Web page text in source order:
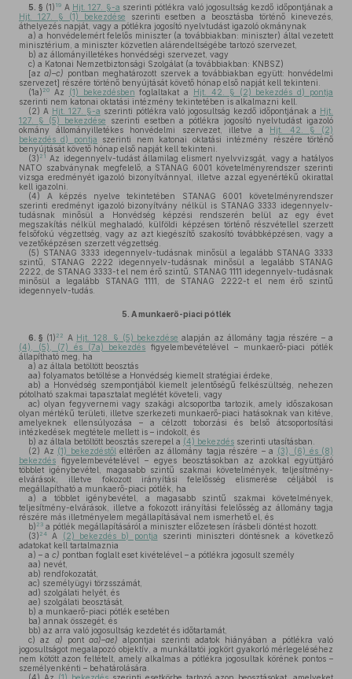
5. § (1) 19 A Hjt. 127. §-a szerinti pótlékra való jogosultság kezdő időpontjának a
Hjt. 127. § (1) bekezdése szerinti esetben a beosztásba történő kinevezés,
áthelyezés napját, vagy a pótlékra jogosító nyelvtudást igazoló okmánynak
a) a honvédelemért felelős miniszter (a továbbiakban: miniszter) által vezetett
minisztérium, a miniszter közvetlen alárendeltségébe tartozó szervezet,
b) az állományilletékes honvédségi szervezet, vagy
c) a Katonai Nemzetbiztonsági Szolgálat (a továbbiakban: KNBSZ)
[aza)–c) pontban meghatározott szervek a továbbiakban együtt: honvédelmi
szervezet] részére történő benyújtását követő hónap első napját kell tekinteni.
(1a) 20 Az (1) bekezdésben foglaltakat a Hjt. 42. § (2) bekezdés d) pontja
szerinti nem katonai oktatási intézmény tekintetében is alkalmazni kell.
(2) A Hjt. 127. §-a szerinti pótlékra való jogosultság kezdő időpontjának a Hjt.
127. § (5) bekezdése szerinti esetben a pótlékra jogosító nyelvtudást igazoló
okmány állományilletékes honvédelmi szervezet, illetve a Hjt. 42. § (2)
bekezdés d) pontja szerinti nem katonai oktatási intézmény részére történő
benyújtását követő hónap első napját kell tekinteni.
(3) 21 Az idegennyelv-tudást államilag elismert nyelvvizsgát, vagy a hatályos
NATO szabványnak megfelelő, a STANAG 6001 követelményrendszer szerinti
vizsga eredményét igazoló bizonyítvánnyal, illetve azzal egyenértékű okirattal
kell igazolni.
(4) A képzés nyelve tekintetében STANAG 6001 követelményrendszer
szerinti eredményt igazoló bizonyítvány nélkül is STANAG 3333 idegennyelv-
tudásnak minősül a Honvédség képzési rendszerén belül az egy évet
megszakítás nélkül meghaladó, külföldi képzésen történő részvétellel szerzett
felsőfokú végzettség, vagy az azt kiegészítő szakosító továbbképzésen, vagy a
vezetőképzésen szerzett végzettség.
(5) STANAG 3333 idegennyelv-tudásnak minősül a legalább STANAG 3333
szintű, STANAG 2222 idegennyelv-tudásnak minősül a legalább STANAG
2222, de STANAG 3333-t el nem érő szintű, STANAG 1111 idegennyelv-tudásnak
minősül a legalább STANAG 1111, de STANAG 2222-t el nem érő szintű
idegennyelv-tudás.
5. A munkaerő-piaci pótlék
6. § (1) 22 A Hjt. 128. § (5) bekezdése alapján az állomány tagja részére – a
(4), (5), (7) és (7a) bekezdés figyelembevételével – munkaerő-piaci pótlék
állapítható meg, ha
a) az általa betöltött beosztás
aa) folyamatos betöltése a Honvédség kiemelt stratégiai érdeke,
ab) a Honvédség szempontjából kiemelt jelentőségű felkészültség, nehezen
pótolható szakmai tapasztalat meglétét követeli, vagy
ac) olyan fegyvernemi vagy szakági alcsoportba tartozik, amely időszakosan
olyan mértékű területi, illetve szerkezeti munkaerő-piaci hatásoknak van kitéve,
amelyeknek ellensúlyozása – a célzott toborzási és belső átcsoportosítási
intézkedések megtétele mellett is – indokolt, és
b) az általa betöltött beosztás szerepel a (4) bekezdés szerinti utasításban.
(2) Az (1) bekezdéstől eltérően az állomány tagja részére – a (3), (6) és (8)
bekezdés figyelembevételével – egyes beosztásokban az azokkal együttjáró
többlet igénybevétel, magasabb szintű szakmai követelmények, teljesítmény-
elvárások, illetve fokozott irányítási felelősség elismerése céljából is
megállapítható a munkaerő-piaci pótlék, ha
a) a többlet igénybevétel, a magasabb szintű szakmai követelmények,
teljesítmény-elvárások, illetve a fokozott irányítási felelősség az állomány tagja
részére más illetményelem megállapításával nem ismerhető el, és
b) 23 a pótlék megállapításáról a miniszter előzetesen írásbeli döntést hozott.
(3) 24 A (2) bekezdés b) pontja szerinti miniszteri döntésnek a következő
adatokat kell tartalmaznia
a) – a c) pontban foglalt eset kivételével – a pótlékra jogosult személy
aa) nevét,
ab) rendfokozatát,
ac) személyügyi törzsszámát,
ad) szolgálati helyét, és
ae) szolgálati beosztását,
b) a munkaerő-piaci pótlék esetében
ba) annak összegét, és
bb) az arra való jogosultság kezdetét és időtartamát,
c) az a) pontaa)–ae) alpontjai szerinti adatok hiányában a pótlékra való
jogosultságot megalapozó objektív, a munkáltatói jogkört gyakorló mérlegeléséhez
nem kötött azon feltételt, amely alkalmas a pótlékra jogosultak körének pontos –
személyenkénti – behatárolására.